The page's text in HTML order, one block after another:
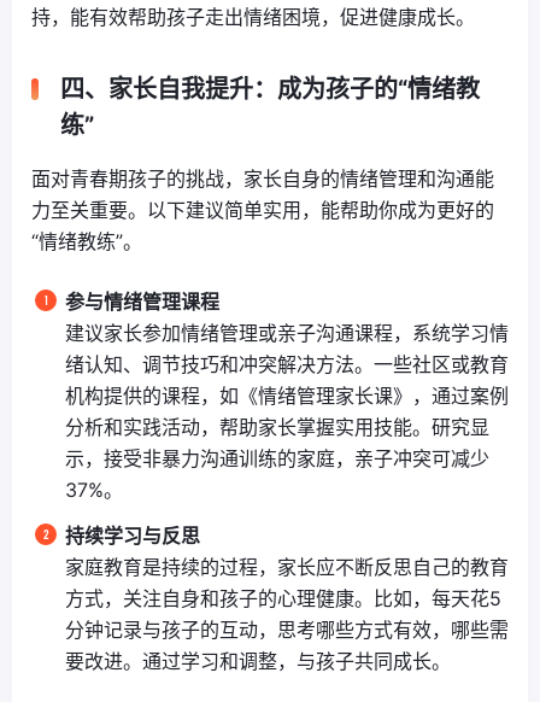
持，能有效帮助孩子走出情绪困境，促进健康成长。
四、家长自我提升：成为孩子的“情绪教
练”
面对青春期孩子的挑战，家长自身的情绪管理和沟通能
力至关重要。以下建议简单实用，能帮助你成为更好的
“情绪教练”。
参与情绪管理课程
建议家长参加情绪管理或亲子沟通课程，系统学习情
绪认知、调节技巧和冲突解决方法。一些社区或教育
机构提供的课程，如《情绪管理家长课》，通过案例
分析和实践活动，帮助家长掌握实用技能。研究显
示，接受非暴力沟通训练的家庭，亲子冲突可减少
37%。
持续学习与反思
家庭教育是持续的过程，家长应不断反思自己的教育
方式，关注自身和孩子的心理健康。比如，每天花5
分钟记录与孩子的互动，思考哪些方式有效，哪些需
要改进。通过学习和调整，与孩子共同成长。